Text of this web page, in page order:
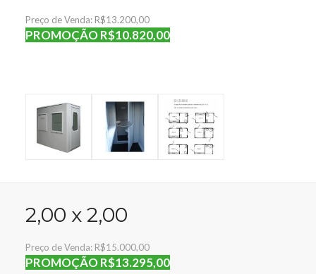
Preço de Venda: R$13.200,00
PROMOÇÃO R$10.820,00
2,00 x 2,00
Preço de Venda: R$15.000,00
PROMOÇÃO R$13.295,00